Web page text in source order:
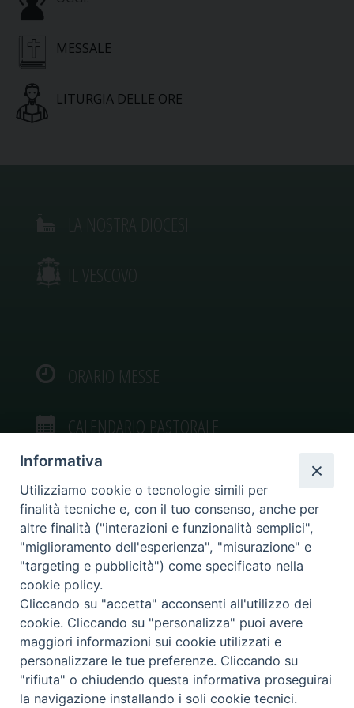
MESSALE
LITURGIA DELLE ORE
IL VESCOVO
ORARIO MESSE
CALENDARIO PASTORALE
VIDEOGALLERY
PHOTOGALLERY
Diocesi di Caltagirone
Piazza San Francesco d’Assisi, 9 – tel. 0933.34186 – fax 0933.820590 e-mail:
comunicazionisociali@diocesidicaltagirone.it
Informativa
Utilizziamo cookie o tecnologie simili per
finalità tecniche e, con il tuo consenso, anche per
altre finalità ("interazioni e funzionalità semplici",
"miglioramento dell'esperienza", "misurazione" e
"targeting e pubblicità") come specificato nella
cookie policy.
Cliccando su "accetta" acconsenti all'utilizzo dei
cookie. Cliccando su "personalizza" puoi avere
maggiori informazioni sui cookie utilizzati e
personalizzare le tue preferenze. Cliccando su
"rifiuta" o chiudendo questa informativa proseguirai
la navigazione installando i soli cookie tecnici.